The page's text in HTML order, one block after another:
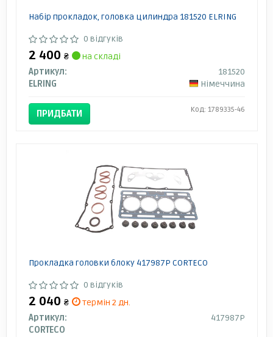
Набір прокладок, головка цилиндра 181520 ELRING
0 відгуків
2 400 ₴
на складі
Артикул:
181520
ELRING
Німеччина
ПРИДБАТИ Код: 1789335-46
Прокладка головки блоку 417987P CORTECO
0 відгуків
2 040 ₴
термін 2 дн.
Артикул:
417987P
CORTECO